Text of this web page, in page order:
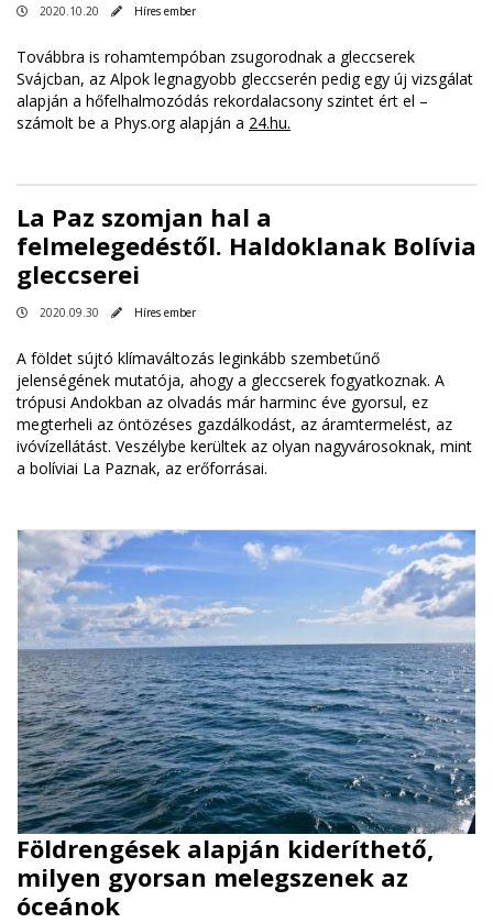
2020.10.20 Híres ember
Továbbra is rohamtempóban zsugorodnak a gleccserek
Svájcban, az Alpok legnagyobb gleccserén pedig egy új vizsgálat
alapján a hőfelhalmozódás rekordalacsony szintet ért el –
számolt be a Phys.org alapján a 24.hu.
La Paz szomjan hal a
felmelegedéstől. Haldoklanak Bolívia
gleccserei
2020.09.30 Híres ember
A földet sújtó klímaváltozás leginkább szembetűnő
jelenségének mutatója, ahogy a gleccserek fogyatkoznak. A
trópusi Andokban az olvadás már harminc éve gyorsul, ez
megterheli az öntözéses gazdálkodást, az áramtermelést, az
ivóvízellátást. Veszélybe kerültek az olyan nagyvárosoknak, mint
a bolíviai La Paznak, az erőforrásai.
Földrengések alapján kideríthető,
milyen gyorsan melegszenek az
óceánok